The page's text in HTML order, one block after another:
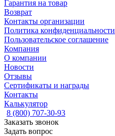
Гарантия на товар
Возврат
Контакты организации
Политика конфиденциальности
Пользовательское соглашение
Компания
О компании
Новости
Отзывы
Сертификаты и награды
Контакты
Калькулятор
8 (800) 707-30-93
Заказать звонок
Задать вопрос